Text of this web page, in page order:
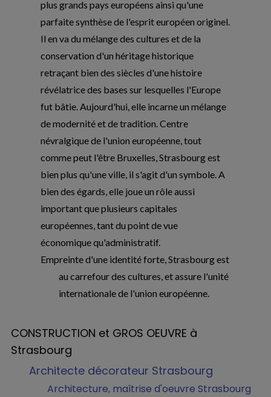
plus grands pays européens ainsi qu'une
parfaite synthèse de l'esprit européen originel.
Il en va du mélange des cultures et de la
conservation d'un héritage historique
retraçant bien des siècles d'une histoire
révélatrice des bases sur lesquelles l'Europe
fut bâtie. Aujourd'hui, elle incarne un mélange
de modernité et de tradition. Centre
névralgique de l'union européenne, tout
comme peut l'être Bruxelles, Strasbourg est
bien plus qu'une ville, il s'agit d'un symbole. A
bien des égards, elle joue un rôle aussi
important que plusieurs capitales
européennes, tant du point de vue
économique qu'administratif.
Empreinte d'une identité forte, Strasbourg est
au carrefour des cultures, et assure l'unité
internationale de l'union européenne.
CONSTRUCTION et GROS OEUVRE à
Strasbourg
Architecte décorateur Strasbourg
Architecture, maîtrise d'oeuvre Strasbourg